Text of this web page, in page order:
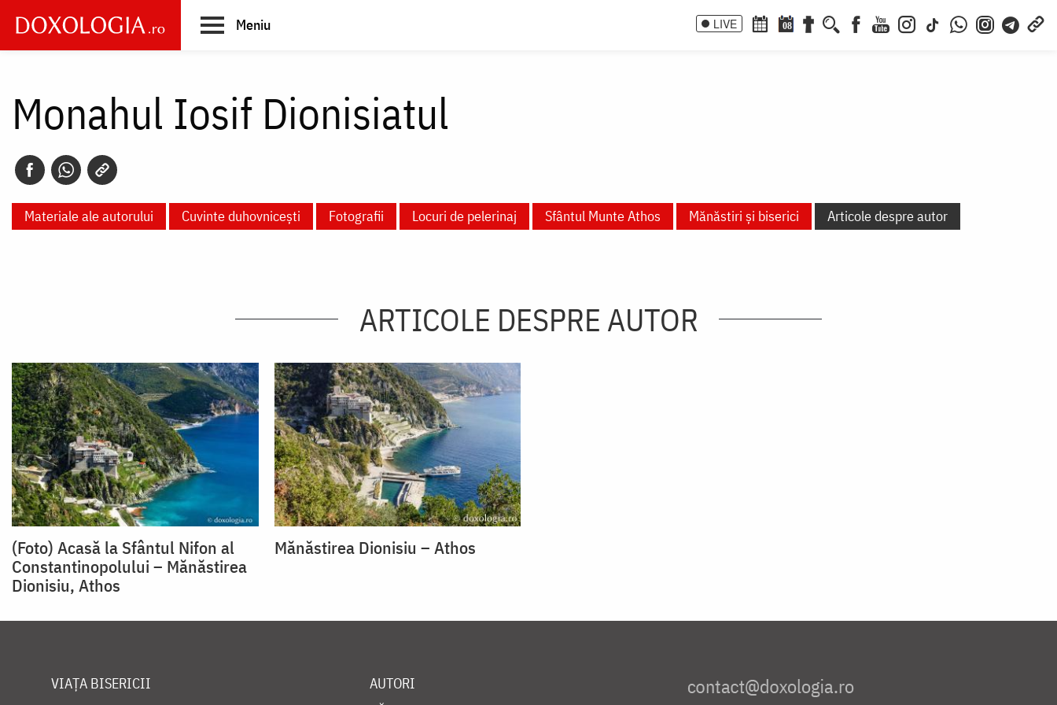
main
Meniu LIVE 08
Monahul Iosif Dionisiatul
Materiale ale autorului Cuvinte duhovnicești Fotografii Locuri de pelerinaj Sfântul Munte Athos Mănăstiri și biserici Articole despre autor
ARTICOLE DESPRE AUTOR
(Foto) Acasă la Sfântul Nifon al
Constantinopolului – Mănăstirea
Dionisiu, Athos
Mănăstirea Dionisiu – Athos
VIAȚA BISERICII
AUTORI